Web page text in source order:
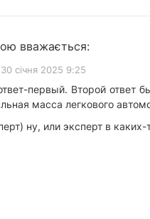
вважається:
30 січня 2025 9:25
первый. Второй ответ
масса легкового
ну, или эксперт в каких-